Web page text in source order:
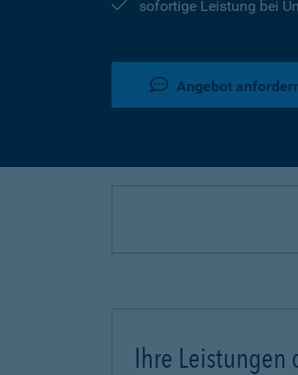
sofortige Leistung bei
Angebot
Ihre Leistungen